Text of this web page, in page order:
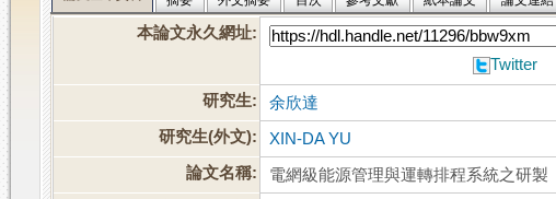
本論文永久網址:
Twitter
研究生:
余欣達
研究生(外文):
XIN-DA YU
論文名稱:
電網級能源管理與運轉排程系統之研製